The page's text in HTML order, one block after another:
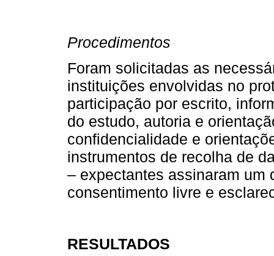
Procedimentos
Foram solicitadas as
instituições envolvidas no
participação por escrito,
do estudo, autoria e
confidencialidade e
instrumentos de re­colha de
– expectantes assinaram um
consentimento livre e
RESULTADOS